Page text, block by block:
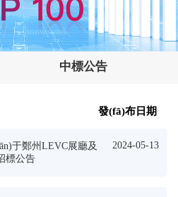
中標公告
發(fā)布日期
于鄭州LEVC展廳及
標公告
2024-05-13